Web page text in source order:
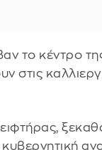
το κέντρο
στις